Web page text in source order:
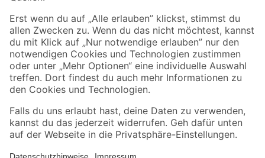
Sicher einkaufen
Jetzt die toom-App herunterladen
Alle Preisangaben in EUR inkl. gesetzl. MwSt.. Die dargestellten Angebote sind unter
Umständen nicht in allen Märkten verfügbar. Die angegebenen Verfügbarkeiten beziehen
Produkte nur solange der Vorrat reicht.